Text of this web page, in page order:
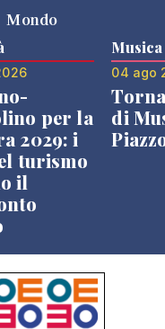
Mondo
per la
2029: i
turismo
il
Musica
04 ago
di